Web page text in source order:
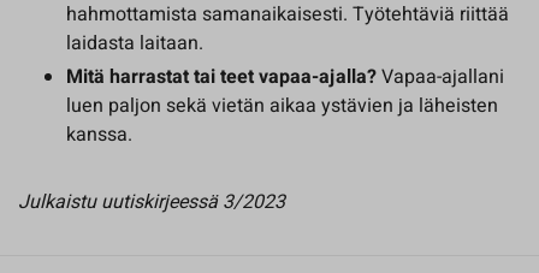
hahmottamista samanaikaisesti. Työtehtäviä riittää
laidasta laitaan.
Mitä harrastat tai teet vapaa-ajalla?Vapaa-ajallani
luen paljon sekä vietän aikaa ystävien ja läheisten
kanssa.
Julkaistu uutiskirjeessä 3/2023